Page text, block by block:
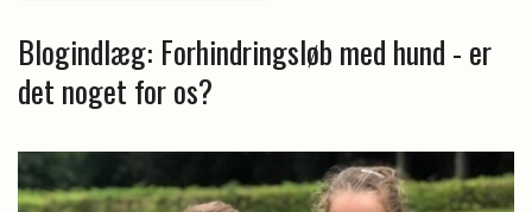
Blogindlæg: Forhindringsløb med hund - er
det noget for os?